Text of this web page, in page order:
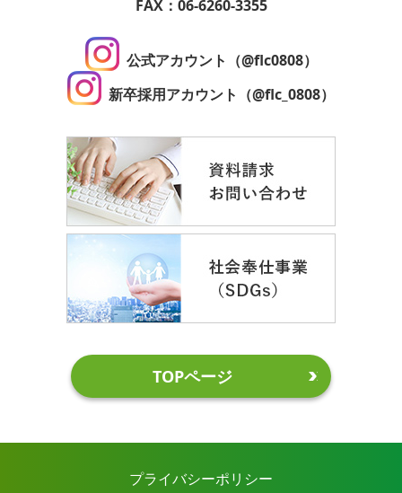
FAX：06-6260-3355
公式アカウント（@flc0808）
新卒採用アカウント（@flc_0808）
TOPページ
プライバシーポリシー